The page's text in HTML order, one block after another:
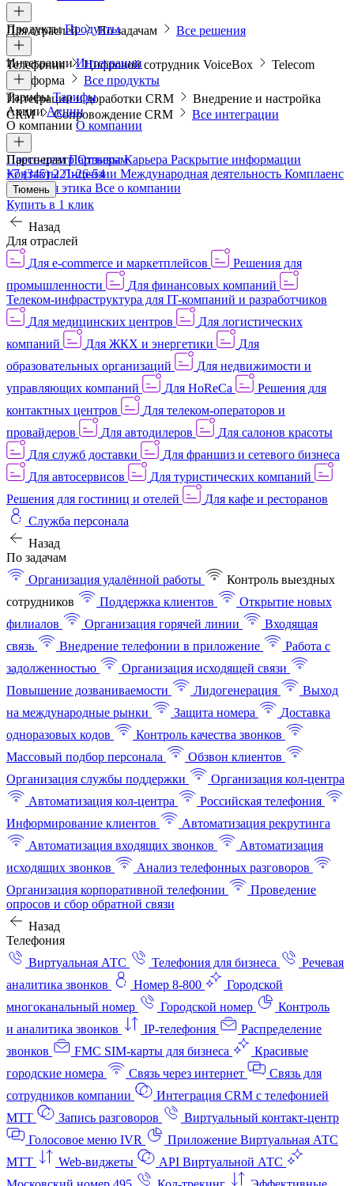
Для отраслей По задачам Все решения
ПродуктыПродукты
Телефония Цифровой сотрудник VoiceBox
Telecom
платформа
Все продукты
ИнтеграцииИнтеграции
Интеграции и доработки CRM
Внедрение и настройка
CRM
Сопровождение CRM Все интеграции
ТарифыТарифы
АкцииАкции
О компании О компании
Пресс-центрОтзывыКарьера Раскрытие информации
КонтактыЛицензии Международная деятельность Комплаенс
и деловая этика Все о компании
ПартнерамПартнерам
+7 (345) 221-26-54
Тюмень
Купить в 1 клик
Назад
Для отраслей
Для e-commerce и маркетплейсов
Решения для
промышленности
Для финансовых компаний
Телеком-инфраструктура для IT-компаний и разработчиков
Для медицинских центров
Для логистических
компаний
Для ЖКХ и энергетики
Для
образовательных организаций
Для недвижимости и
управляющих компаний
Для HoReCa
Решения для
контактных центров
Для телеком-операторов и
провайдеров
Для автодилеров
Для салонов красоты
Для служб доставки
Для франшиз и сетевого бизнеса
Для автосервисов
Для туристических компаний
Решения для гостиниц и отелей
Для кафе и ресторанов
Служба персонала
Назад
По задачам
Организация удалённой работы
Контроль выездных
сотрудников
Поддержка клиентов
Открытие новых
филиалов
Организация горячей линии
Входящая
связь
Внедрение телефонии в приложение
Работа с
задолженностью
Организация исходящей связи
Повышение дозваниваемости
Лидогенерация
Выход
на международные рынки
Защита номера
Доставка
одноразовых кодов
Контроль качества звонков
Массовый подбор персонала
Обзвон клиентов
Организация службы поддержки
Организация кол-центра
Автоматизация кол-центра
Российская телефония
Информирование клиентов
Автоматизация рекрутинга
Автоматизация входящих звонков
Автоматизация
исходящих звонков
Анализ телефонных разговоров
Организация корпоративной телефонии
Проведение
опросов и сбор обратной связи
Назад
Телефония
Виртуальная АТС
Телефония для бизнеса
Речевая
аналитика звонков
Номер 8-800
Городской
многоканальный номер
Городской номер
Контроль
и аналитика звонков
IP-телефония
Распределение
звонков
FMC SIM-карты для бизнеса
Красивые
городские номера
Связь через интернет
Связь для
сотрудников компании
Интеграция CRM с телефонией
МТТ
Запись разговоров
Виртуальный контакт‑центр
Голосовое меню IVR
Приложение Виртуальная АТС
МТТ
Web-виджеты
API Виртуальной АТС